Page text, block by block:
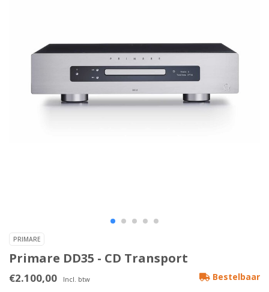
PRIMARE
Primare DD35 - CD Transport
€2.100,00 Incl. btw Bestelbaar